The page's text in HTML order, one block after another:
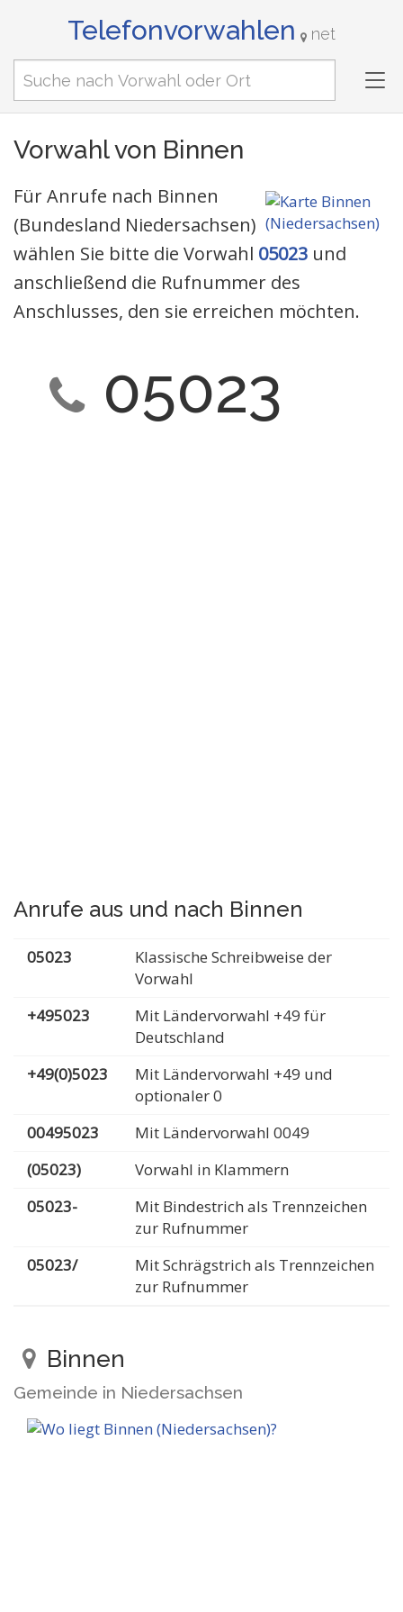
Telefonvorwahlen net
Vorwahl von Binnen
Für Anrufe nach Binnen
(Bundesland Niedersachsen)
wählen Sie bitte die Vorwahl 05023 und
anschließend die Rufnummer des
Anschlusses, den sie erreichen möchten.
05023
Anrufe aus und nach Binnen
05023
Klassische Schreibweise der
Vorwahl
+495023
Mit Ländervorwahl +49 für
Deutschland
+49(0)5023
Mit Ländervorwahl +49 und
optionaler 0
00495023
Mit Ländervorwahl 0049
(05023)
Vorwahl in Klammern
05023-
Mit Bindestrich als Trennzeichen
zur Rufnummer
05023/
Mit Schrägstrich als Trennzeichen
zur Rufnummer
Binnen
Gemeinde in Niedersachsen